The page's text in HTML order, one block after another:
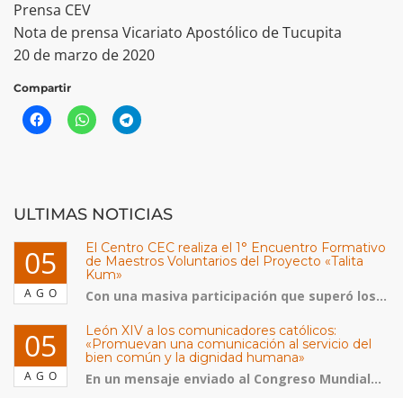
Prensa CEV
Nota de prensa Vicariato Apostólico de Tucupita
20 de marzo de 2020
Compartir
ULTIMAS NOTICIAS
05
AGO
El Centro CEC realiza el 1° Encuentro Formativo
de Maestros Voluntarios del Proyecto «Talita
Kum»
Con una masiva participación que superó los...
05
AGO
León XIV a los comunicadores católicos:
«Promuevan una comunicación al servicio del
bien común y la dignidad humana»
En un mensaje enviado al Congreso Mundial...